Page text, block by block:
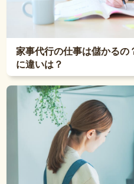
家事代行の仕事は儲かるの
に違いは？